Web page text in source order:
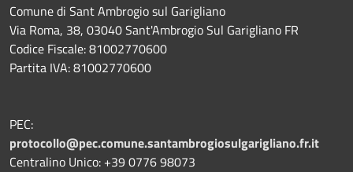
Comune di Sant Ambrogio sul Garigliano
Via Roma, 38, 03040 Sant'Ambrogio Sul Garigliano FR
Codice Fiscale: 81002770600
Partita IVA: 81002770600
PEC:
protocollo@pec.comune.santambrogiosulgarigliano.fr.it
Centralino Unico: +39 0776 98073